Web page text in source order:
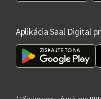
Aplikácia Saal Digital